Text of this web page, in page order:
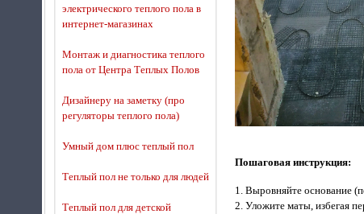
электрического теплого пола в
интернет-магазинах
Монтаж и диагностика теплого
пола от Центра Теплых Полов
Дизайнеру на заметку (про
регуляторы теплого пола)
Умный дом плюс теплый пол
Теплый пол не только для людей
Теплый пол для детской
Пошаговая инструкция:
Выровняйте основание
Уложите маты, избегая